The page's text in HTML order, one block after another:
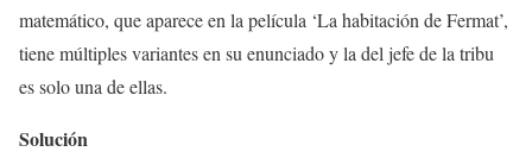
matemático, que aparece en la película ‘La habitación de Fermat’,
tiene múltiples variantes en su enunciado y la del jefe de la tribu
es solo una de ellas.
Solución